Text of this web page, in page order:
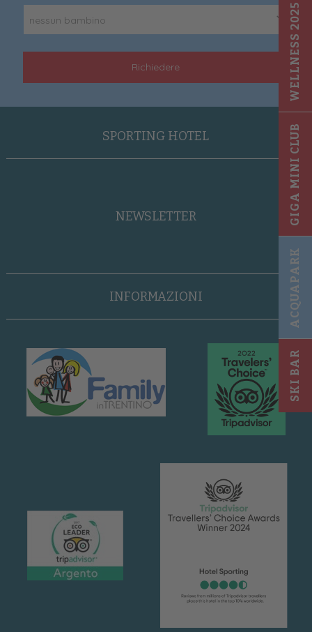
SKI BAR
ACQUAPARK
GIGA MINI CLUB
WELLNESS 2025
nessun bambino
Richiedere
SPORTING HOTEL
NEWSLETTER
INFORMAZIONI